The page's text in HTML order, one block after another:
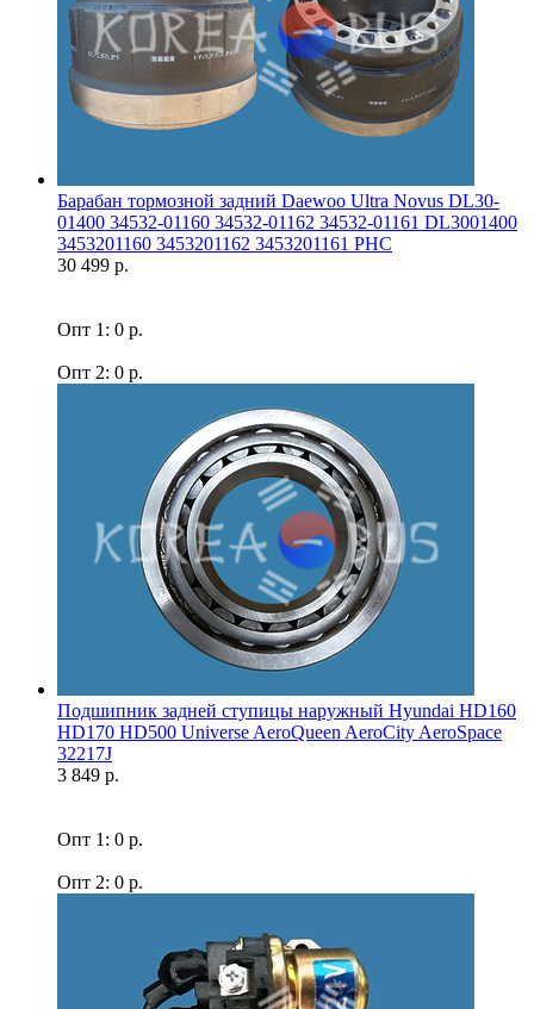
Барабан тормозной задний Daewoo Ultra Novus DL30-
01400 34532-01160 34532-01162 34532-01161 DL3001400
3453201160 3453201162 3453201161 PHC
30 499 р.
Опт 1: 0 р.
Опт 2: 0 р.
Подшипник задней ступицы наружный Hyundai HD160
HD170 HD500 Universe AeroQueen AeroCity AeroSpace
32217J
3 849 р.
Опт 1: 0 р.
Опт 2: 0 р.